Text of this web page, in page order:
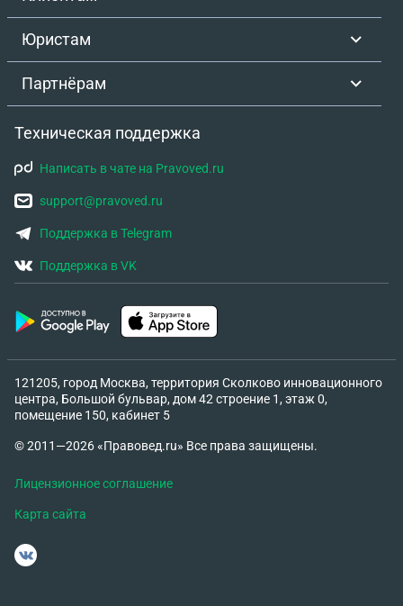
Юристам
Партнёрам
Техническая поддержка
Написать в чате на Pravoved.ru
support@pravoved.ru
Поддержка в Telegram
Поддержка в VK
121205, город Москва, территория Сколково инновационного
центра, Большой бульвар, дом 42 строение 1, этаж 0,
помещение 150, кабинет 5
© 2011—2026 «Правовед.ru» Все права защищены.
Лицензионное соглашение
Карта сайта